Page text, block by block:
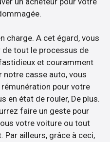
charge. A cet égard, vous
tout le processus de
et couramment
notre casse auto, vous
rémunération pour votre
en état de rouler, De plus.
faire un geste pour
votre voiture ou tout
Par ailleurs, grâce à ceci,